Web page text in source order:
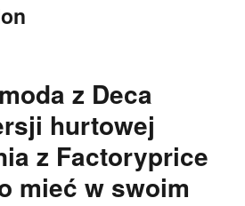
z Deca
hurtowej
z Factoryprice
mieć w swoim